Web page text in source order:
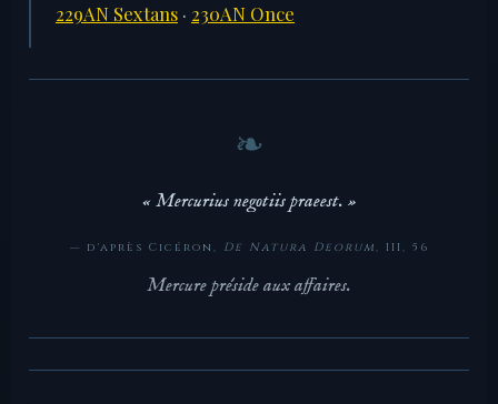
229AN Sextans · 230AN Once
« Mercurius negotiis praeest. »
— d'après Cicéron, De Natura Deorum, III, 56
Mercure préside aux affaires.